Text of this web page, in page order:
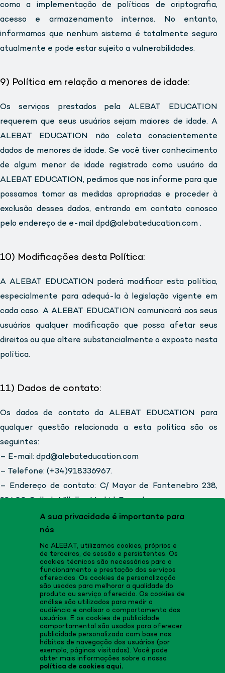
A sua privacidade é importante para
nós
Na ALEBAT, utilizamos cookies, próprios e
de terceiros, de sessão e persistentes. Os
cookies técnicos são necessários para o
funcionamento e prestação dos serviços
oferecidos. Os cookies de personalização
são usados para melhorar a qualidade do
produto ou serviço oferecido. Os cookies de
análise são utilizados para medir a
audiência e analisar o comportamento dos
usuários. E os cookies de publicidade
comportamental são usados para oferecer
publicidade personalizada com base nos
hábitos de navegação dos usuários (por
exemplo, páginas visitadas). Você pode
obter mais informações sobre a nossa
política de cookies aqui.
como a implementação de políticas de criptografia,
acesso e armazenamento internos. No entanto,
informamos que nenhum sistema é totalmente seguro
atualmente e pode estar sujeito a vulnerabilidades.
9) Política em relação a menores de idade:
Os serviços prestados pela ALEBAT EDUCATION
requerem que seus usuários sejam maiores de idade. A
ALEBAT EDUCATION não coleta conscientemente
dados de menores de idade. Se você tiver conhecimento
de algum menor de idade registrado como usuário da
ALEBAT EDUCATION, pedimos que nos informe para que
possamos tomar as medidas apropriadas e proceder à
exclusão desses dados, entrando em contato conosco
pelo endereço de e-mail dpd@alebateducation.com .
10) Modificações desta Política:
A ALEBAT EDUCATION poderá modificar esta política,
especialmente para adequá-la à legislação vigente em
cada caso. A ALEBAT EDUCATION comunicará aos seus
usuários qualquer modificação que possa afetar seus
direitos ou que altere substancialmente o exposto nesta
política.
11) Dados de contato:
Os dados de contato da ALEBAT EDUCATION para
qualquer questão relacionada a esta política são os
seguintes:
– E-mail: dpd@alebateducation.com
– Telefone: (+34)918336967.
– Endereço de contato: C/ Mayor de Fontenebro 238,
28400, Collado Villalba, Madrid, Espanha.